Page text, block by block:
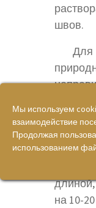
швов.
Для
на 10-
Мы используем
взаимодействие
Продолжая
использованием